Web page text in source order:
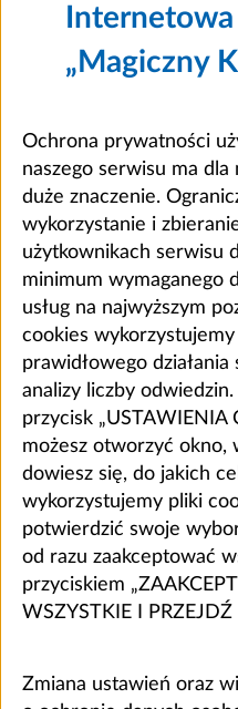
Internetowa
„Magiczny
Ochrona prywatności
naszego serwisu ma dla
duże znaczenie.
wykorzystanie i
użytkownikach serwisu
minimum wymaganego
usług na najwyższym
cookies
prawidłowego
analizy liczby
przycisk „USTAWIENIA
możesz otworzyć okno,
dowiesz się, do jakich
wykorzystujemy pliki
potwierdzić swoje
od razu zaakceptować
przyciskiem
WSZYSTKIE I PRZEJDŹ
Zmiana ustawień oraz